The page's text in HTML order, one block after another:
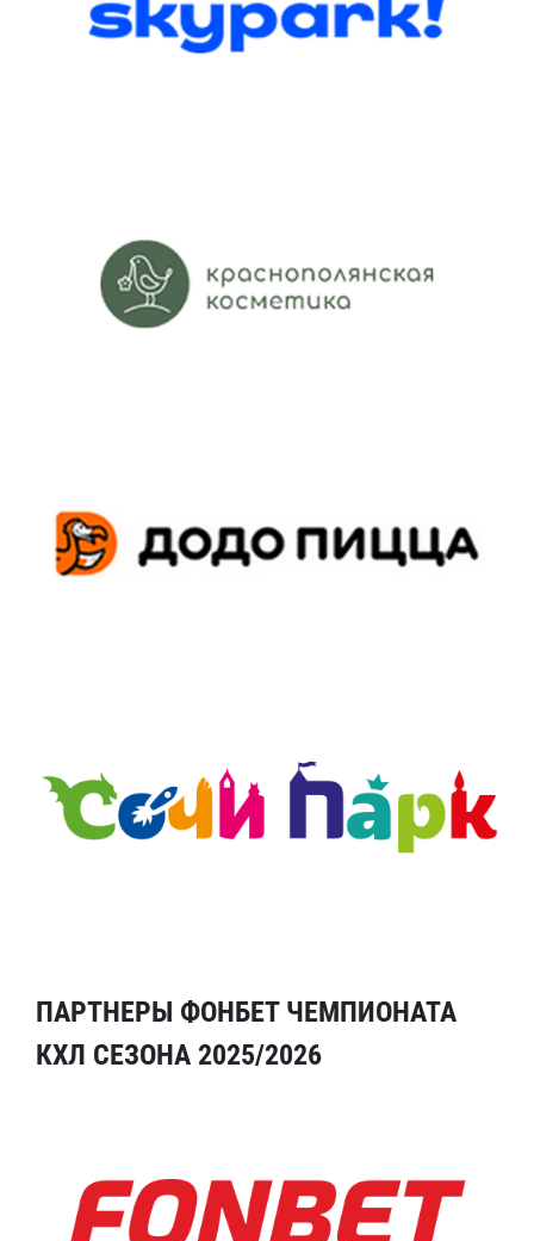
ПАРТНЕРЫ ФОНБЕТ ЧЕМПИОНАТА
КХЛ СЕЗОНА 2025/2026